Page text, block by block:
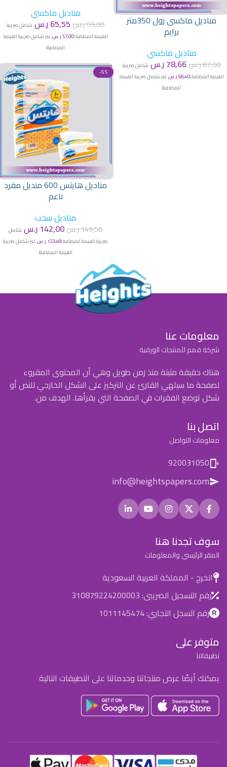
مناديل ماكسي
69,00ر.س65,55ر.س شامل ضريبة
القيمة المضافة (57,00 ر.سغير شامل ضريبة القيمة
المضافة)
مناديل ماكسى رول 350متر
برايم
مناديل ماكسي
87,00ر.س78,66ر.س شامل ضريبة
القيمة المضافة (68,40ر.سغير شامل ضريبة القيمة
المضافة)
-5%
مناديل هايتس 600 منديل مفرد
ناعم
مناديل سحب
149,50ر.س142,00 ر.س شامل
ضريبة القيمة المضافة (123,48 ر.سغير شامل ضريبة
القيمة المضافة)
معلومات عنا
شركة قمم للمنتجات الورقية
هناك حقيقة مثبتة منذ زمن طويل وهي أن المحتوى المقروء
لصفحة ما سيلهي القارئ عن التركيز على الشكل الخارجي للنص أو
شكل توضع الفقرات في الصفحة التي يقرأها. الهدف من.
اتصل بنا
معلومات التواصل
920031050
info@heightspapers.com
سوف تجدنا هنا
المقر الرئيسي والمعلومات
الخرج - المملكة العربية السعودية
رقم التسجيل الضريبى: 310879224200003
رقم السجل التجاري: 1011145474
متوفر على
تطبيقاتنا
يمكنك أيضًا عرض منتجاتنا وخدماتنا على التطبيقات التالية